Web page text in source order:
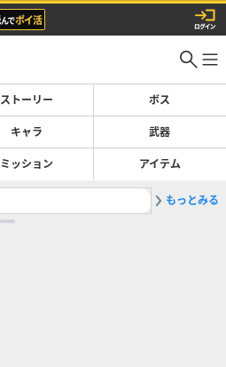
ストーリー ボス
キャラ 武器
ミッション アイテム
もっとみる